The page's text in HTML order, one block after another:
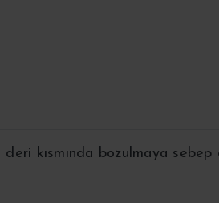
deri kısmında bozulmaya